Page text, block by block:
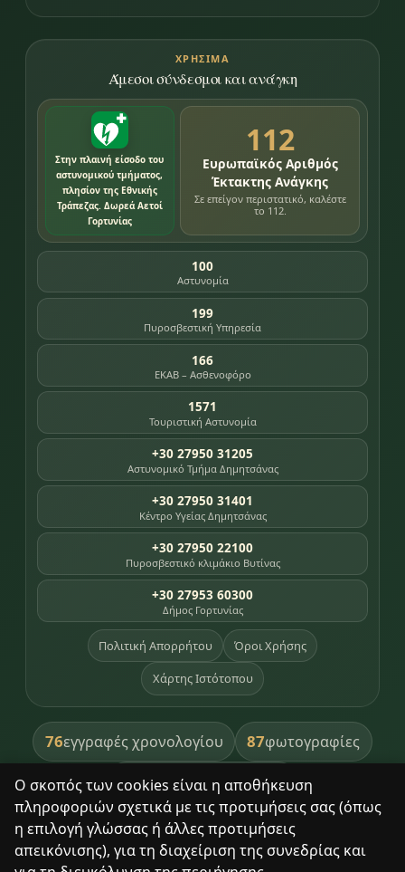
Ο σκοπός των cookies είναι η αποθήκευση
πληροφοριών σχετικά με τις προτιμήσεις σας (όπως
η επιλογή γλώσσας ή άλλες προτιμήσεις
απεικόνισης), για τη διαχείριση της συνεδρίας και
ΧΡΉΣΙΜΑ
Άμεσοι σύνδεσμοι και ανάγκη
Στην πλαινή είσοδο του
αστυνομικού τμήματος,
πλησίον της Εθνικής
Τράπεζας. Δωρεά Αετοί
Γορτυνίας
112
Ευρωπαϊκός Αριθμός
Έκτακτης Ανάγκης
Σε επείγον περιστατικό, καλέστε
το 112.
100
Αστυνομία
199
Πυροσβεστική Υπηρεσία
166
ΕΚΑΒ – Ασθενοφόρο
1571
Τουριστική Αστυνομία
+30 27950 31205
Αστυνομικό Τμήμα Δημητσάνας
+30 27950 31401
Κέντρο Υγείας Δημητσάνας
+30 27950 22100
Πυροσβεστικό κλιμάκιο Βυτίνας
+30 27953 60300
Δήμος Γορτυνίας
Πολιτική Απορρήτου Όροι Χρήσης
Χάρτης Ιστότοπου
76εγγραφές χρονολογίου 87φωτογραφίες
391βιβλία βιβλιοθήκης
8σημεία κληρονομιάς